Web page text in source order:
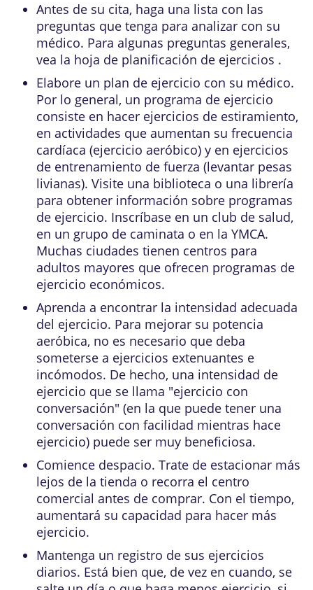
Antes de su cita, haga una lista con las
preguntas que tenga para analizar con su
médico. Para algunas preguntas generales,
vea la hoja de planificación de ejercicios .
Elabore un plan de ejercicio con su médico.
Por lo general, un programa de ejercicio
consiste en hacer ejercicios de estiramiento,
en actividades que aumentan su frecuencia
cardíaca (ejercicio aeróbico) y en ejercicios
de entrenamiento de fuerza (levantar pesas
livianas). Visite una biblioteca o una librería
para obtener información sobre programas
de ejercicio. Inscríbase en un club de salud,
en un grupo de caminata o en la YMCA.
Muchas ciudades tienen centros para
adultos mayores que ofrecen programas de
ejercicio económicos.
Aprenda a encontrar la intensidad adecuada
del ejercicio. Para mejorar su potencia
aeróbica, no es necesario que deba
someterse a ejercicios extenuantes e
incómodos. De hecho, una intensidad de
ejercicio que se llama "ejercicio con
conversación" (en la que puede tener una
conversación con facilidad mientras hace
ejercicio) puede ser muy beneficiosa.
Comience despacio. Trate de estacionar más
lejos de la tienda o recorra el centro
comercial antes de comprar. Con el tiempo,
aumentará su capacidad para hacer más
ejercicio.
Mantenga un registro de sus ejercicios
diarios. Está bien que, de vez en cuando, se